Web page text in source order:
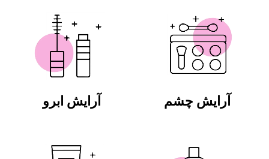
آرایش چشم آرایش ابرو